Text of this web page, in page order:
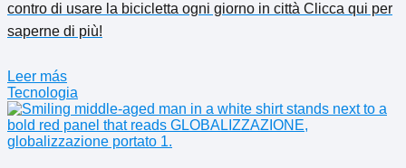
contro di usare la bicicletta ogni giorno in città Clicca qui per
saperne di più!
Leer más
Tecnologia